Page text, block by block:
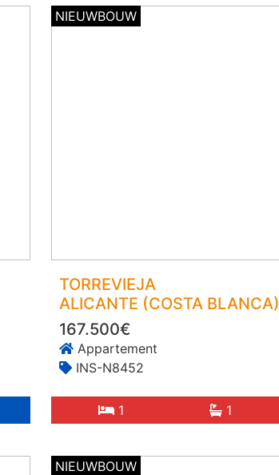
NIEUWBOUW
TORREVIEJA
ALICANTE (COSTA BLANCA)
167.500€
Appartement
INS-N8452
1 1
NIEUWBOUW